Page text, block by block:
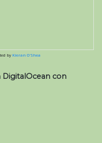
by Kieran O'Shea
DigitalOcean con